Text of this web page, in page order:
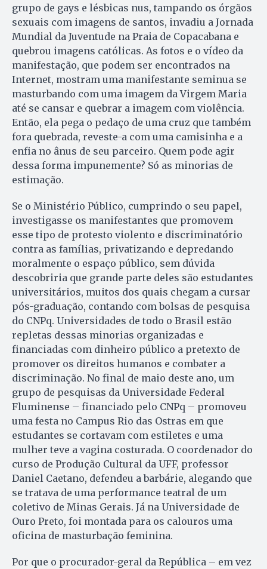
grupo de gays e lésbicas nus, tampando os órgãos
sexuais com imagens de santos, invadiu a Jornada
Mundial da Juventude na Praia de Copacabana e
quebrou imagens católicas. As fotos e o vídeo da
manifestação, que podem ser encontrados na
Internet, mostram uma manifestante seminua se
masturbando com uma imagem da Virgem Maria
até se cansar e quebrar a imagem com violência.
Então, ela pega o pedaço de uma cruz que também
fora quebrada, reveste-a com uma camisinha e a
enfia no ânus de seu parceiro. Quem pode agir
dessa forma impunemente? Só as minorias de
estimação.
Se o Ministério Público, cumprindo o seu papel,
investigasse os manifestantes que promovem
esse tipo de protesto violento e discriminatório
contra as famílias, privatizando e depredando
moralmente o espaço público, sem dúvida
descobriria que grande parte deles são estudantes
universitários, muitos dos quais chegam a cursar
pós-graduação, contando com bolsas de pesquisa
do CNPq. Universidades de todo o Brasil estão
repletas dessas minorias organizadas e
financiadas com dinheiro público a pretexto de
promover os direitos humanos e combater a
discriminação. No final de maio deste ano, um
grupo de pesquisas da Universidade Federal
Fluminense – financiado pelo CNPq – promoveu
uma festa no Campus Rio das Ostras em que
estudantes se cortavam com estiletes e uma
mulher teve a vagina costurada. O coordenador do
curso de Produção Cultural da UFF, professor
Daniel Caetano, defendeu a barbárie, alegando que
se tratava de uma performance teatral de um
coletivo de Minas Gerais. Já na Universidade de
Ouro Preto, foi montada para os calouros uma
oficina de masturbação feminina.
Por que o procurador-geral da República – em vez